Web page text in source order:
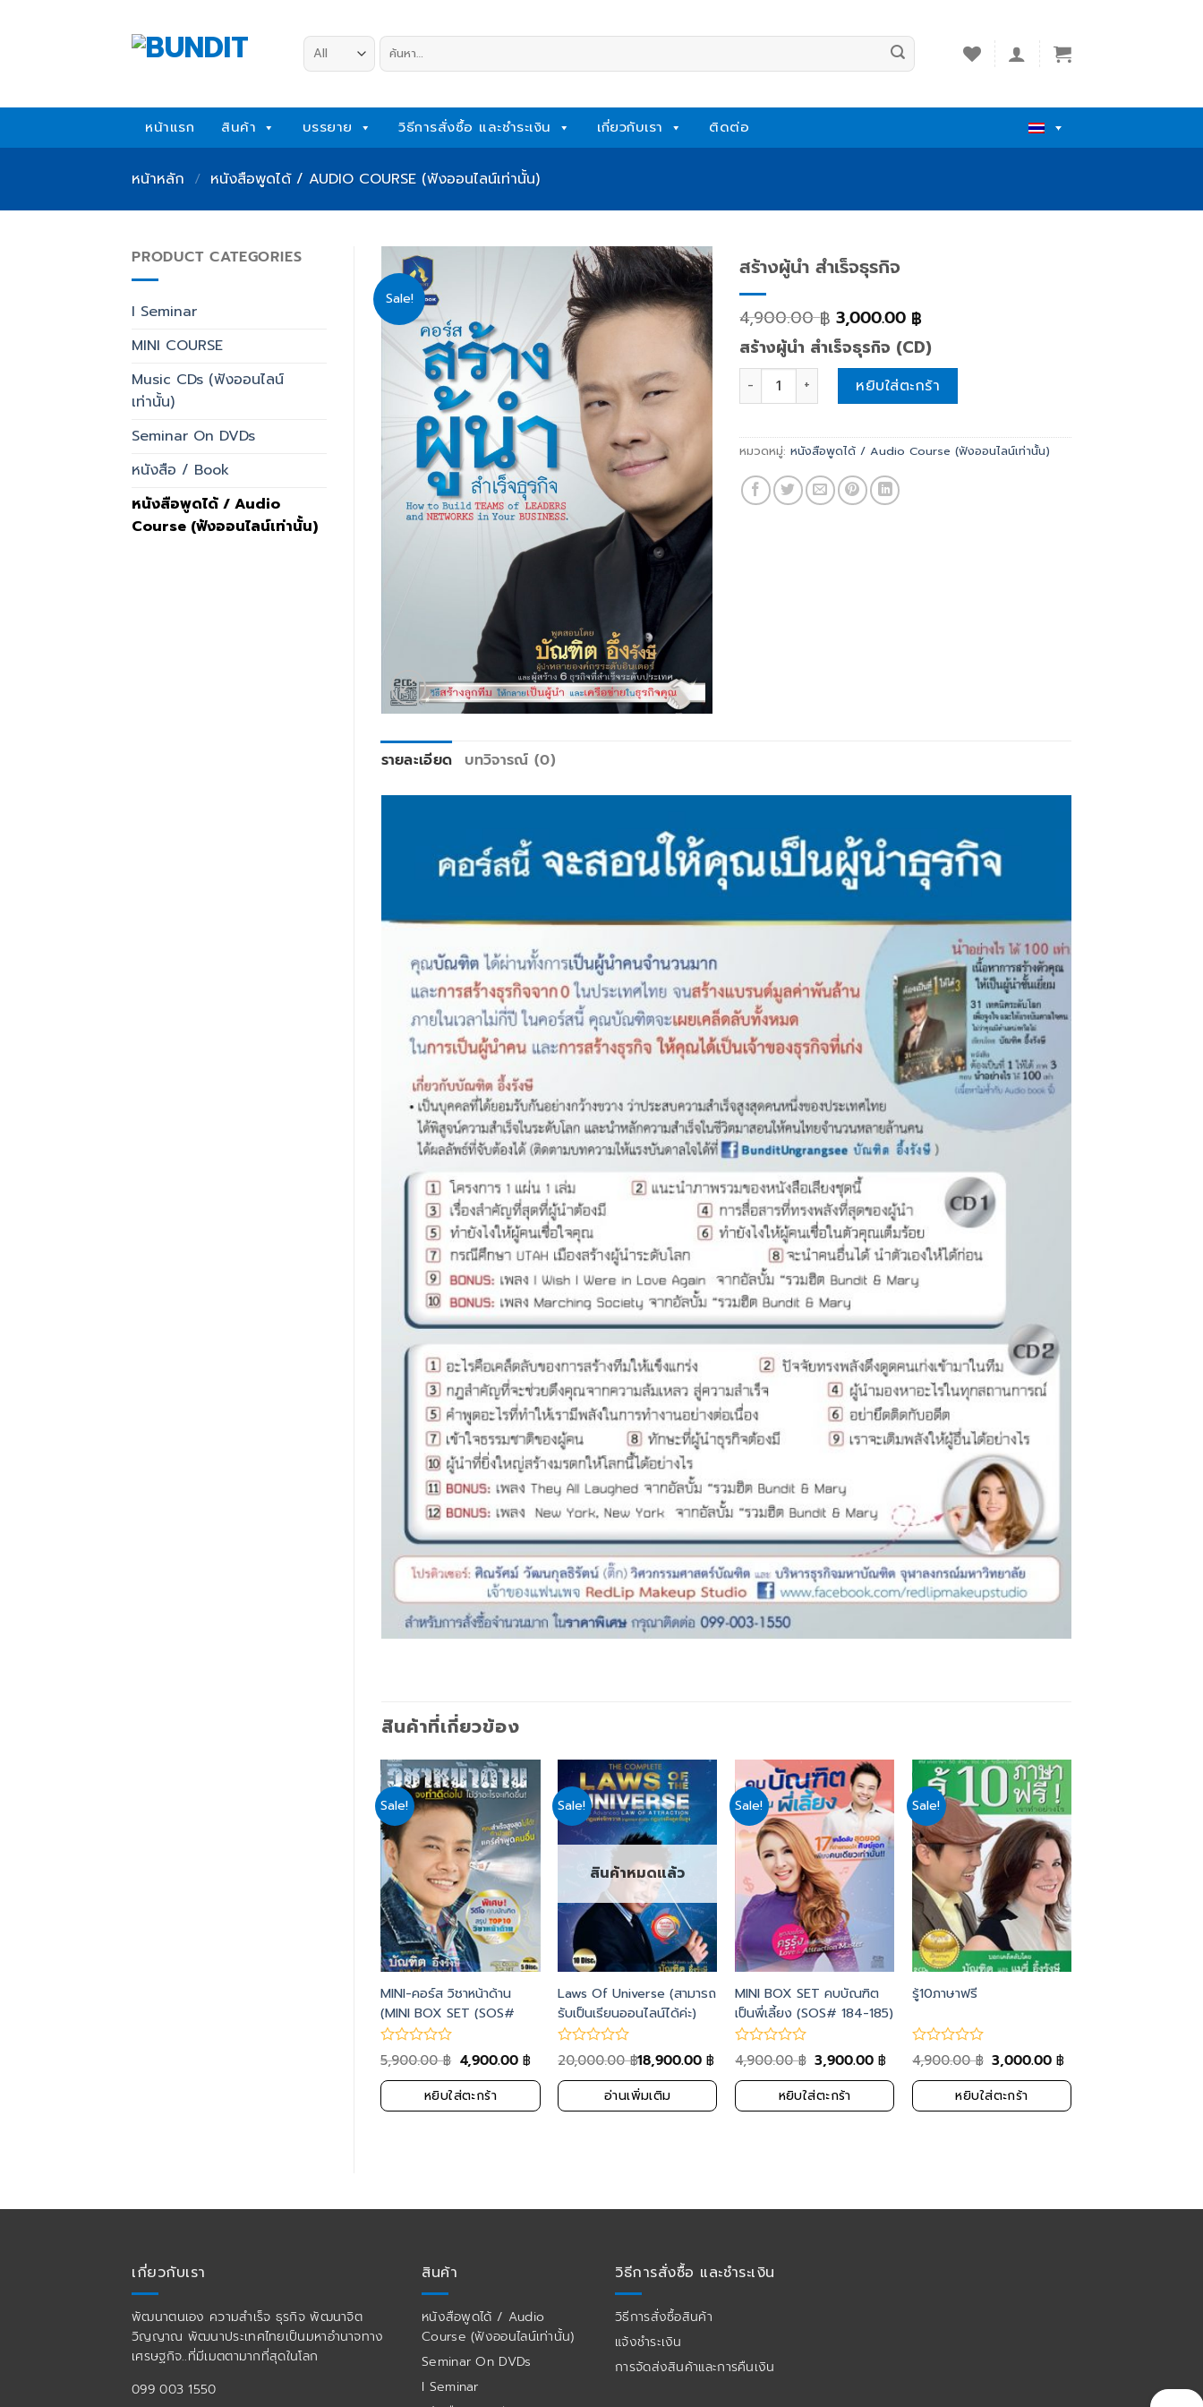
ค้นหา:
หน้าแรก สินค้า บรรยาย วิธีการสั่งซื้อ และชำระเงิน เกี่ยวกับเรา ติดต่อ
หน้าหลัก / หนังสือพูดได้ / AUDIO COURSE (ฟังออนไลน์เท่านั้น)
PRODUCT CATEGORIES
I Seminar
MINI COURSE
Music CDs (ฟังออนไลน์
เท่านั้น)
Seminar On DVDs
หนังสือ / Book
หนังสือพูดได้ / Audio
Course (ฟังออนไลน์เท่านั้น)
Sale!
Add
to
wishlist
สร้างผู้นำ สำเร็จธุรกิจ
4,900.00฿ 3,000.00 ฿
สร้างผู้นำ สำเร็จธุรกิจ (CD)
สร้างผู้นำ สำเร็จธุรกิจ quantity
หยิบใส่ตะกร้า
หมวดหมู่:หนังสือพูดได้ / Audio Course (ฟังออนไลน์เท่านั้น)
รายละเอียด บทวิจารณ์ (0)
สินค้าที่เกี่ยวข้อง
Sale!
Add
to
wishlist
MINI-คอร์ส วิชาหน้าด้าน
(MINI BOX SET (SOS#
178-182))
5,900.00฿ 4,900.00฿
หยิบใส่ตะกร้า
Sale!
Add
to
wishlist
สินค้าหมดแล้ว
Laws Of Universe (สามารถ
รับเป็นเรียนออนไลน์ได้ค่ะ)
20,000.00฿18,900.00฿
อ่านเพิ่มเติม
Sale!
Add
to
wishlist
MINI BOX SET คบบัณฑิต
เป็นพี่เลี้ยง (SOS# 184-185)
4,900.00฿ 3,900.00฿
หยิบใส่ตะกร้า
Sale!
Add
to
wishlist
รู้10ภาษาฟรี
4,900.00฿ 3,000.00฿
หยิบใส่ตะกร้า
เกี่ยวกับเรา
พัฒนาตนเอง ความสำเร็จ ธุรกิจ พัฒนาจิต
วิญญาณ พัฒนาประเทศไทยเป็นมหาอำนาจทาง
เศรษฐกิจ..ที่มีเมตตามากที่สุดในโลก
099 003 1550
สินค้า
หนังสือพูดได้ / Audio
Course (ฟังออนไลน์เท่านั้น)
Seminar On DVDs
I Seminar
วิธีการสั่งซื้อ และชำระเงิน
วิธีการสั่งซื้อสินค้า
แจ้งชำระเงิน
การจัดส่งสินค้าและการคืนเงิน